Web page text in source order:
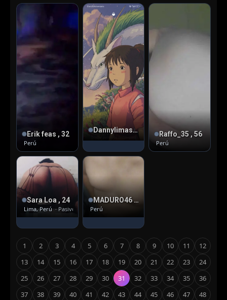
Erik feas , 32
Perú
Dannylimasex Raffo_35 , 56
Perú
Sara Loa , 24
Lima, Perú · Pasivo
MADURO46 , 52
Perú
1 2 3 4 5 6 7 8 9 10 11
12
13
14 15 16 17 18 19 20 21 22 23
24
25
26 27 28 29 30 31 32 33 34 35
36
37
38 39 40 41 42 43 44 45 46 47
48